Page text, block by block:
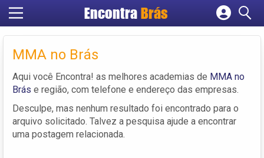
Encontra Brás
Cadastrar empresa
MMA no Brás
Aqui você Encontra! as melhores academias de MMA no
Brás e região, com telefone e endereço das empresas.
Desculpe, mas nenhum resultado foi encontrado para o
arquivo solicitado. Talvez a pesquisa ajude a encontrar
uma postagem relacionada.